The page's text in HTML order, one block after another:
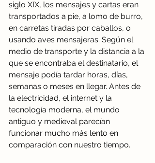
siglo XIX, los mensajes y cartas eran
transportados a pie, a lomo de burro,
en carretas tiradas por caballos, o
usando aves mensajeras. Según el
medio de transporte y la distancia a la
que se encontraba el destinatario, el
mensaje podía tardar horas, días,
semanas o meses en llegar. Antes de
la electricidad, el internet y la
tecnología moderna, el mundo
antiguo y medieval parecían
funcionar mucho más lento en
comparación con nuestro tiempo.